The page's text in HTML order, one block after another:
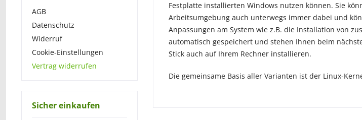
AGB
Datenschutz
Widerruf
Cookie-Einstellungen
Vertrag widerrufen
Sicher einkaufen
Festplatte installierten Windows nutzen können. Sie
Arbeitsumgebung auch unterwegs immer dabei und
Anpassungen am System wie z.B. die Installation von
automatisch gespeichert und stehen Ihnen beim
Stick auch auf Ihrem Rechner installieren.
Die gemeinsame Basis aller Varianten ist der Linux-